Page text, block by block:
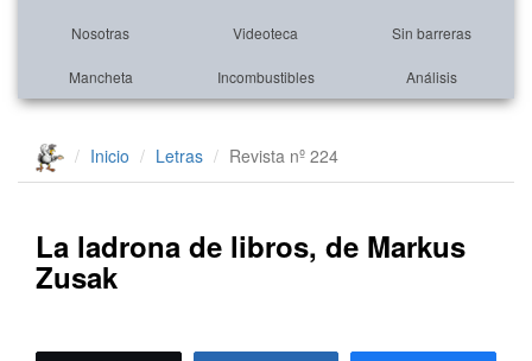
Nosotras Videoteca Sin barreras
Mancheta Incombustibles Análisis
Inicio Letras Revista nº 224
La ladrona de libros, de Markus
Zusak